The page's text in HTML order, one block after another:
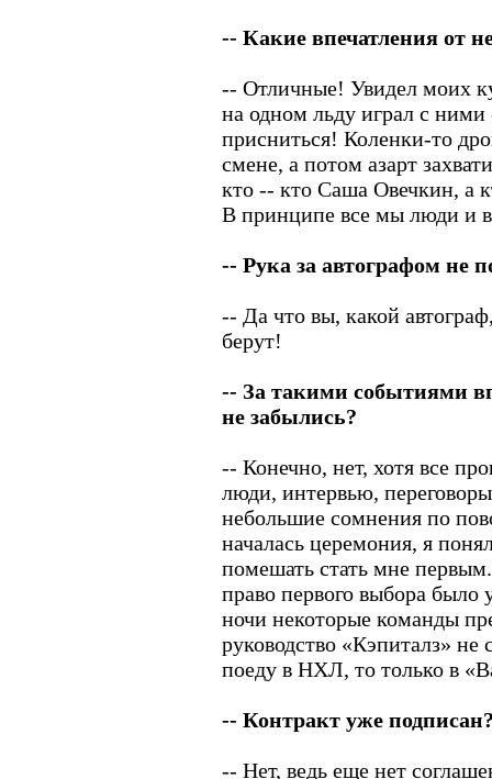
-- Какие впечатления от
-- Отличные! Увидел моих
на одном льду играл с ними
присниться! Коленки-то
смене, а потом азарт
кто -- кто Саша Овечкин, а
В принципе все мы люди и
-- Рука за автографом не
-- Да что вы, какой
берут!
-- За такими событиями
не забылись?
-- Конечно, нет, хотя все
люди, интервью,
небольшие сомнения по
началась церемония, я
помешать стать мне
право первого выбора
ночи некоторые команды
руководство «Кэпиталз» не
поеду в НХЛ, то только в
-- Контракт уже
-- Нет, ведь еще нет